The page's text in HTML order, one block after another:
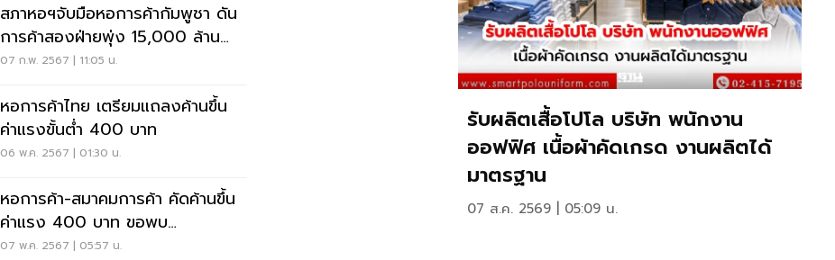
สภาหอฯจับมือหอการค้ากัมพูชา ดัน
การค้าสองฝ่ายพุ่ง 15,000 ล้าน
ดอลลาร์ปี 68
07 ก.พ. 2567 | 11:05 น.
หอการค้าไทย เตรียมแถลงค้านขึ้น
ค่าแรงขั้นต่ำ 400 บาท
06 พ.ค. 2567 | 01:30 น.
หอการค้า-สมาคมการค้า คัดค้านขึ้น
ค่าแรง 400 บาท ขอพบ
รมว.แรงงาน 13 พ.ค.นี้
07 พ.ค. 2567 | 05:57 น.
รับผลิตเสื้อโปโล บริษัท พนักงาน
ออฟฟิศ เนื้อผ้าคัดเกรด งานผลิตได้
มาตรฐาน
07 ส.ค. 2569 | 05:09 น.